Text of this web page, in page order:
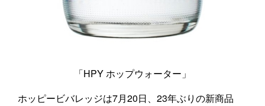
「HPY ホップウォーター」
ホッピービバレッジは7月20日、23年ぶりの新商品